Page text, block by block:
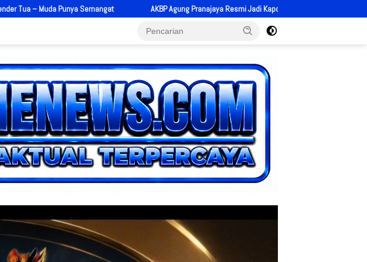
AKBP Agung Pranajaya Resmi Jadi Kapolres Pariaman, Bawa Energi Baru dan Tekad Perkuat Pelayanan kepada